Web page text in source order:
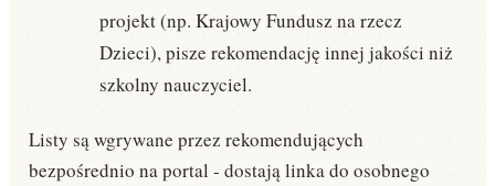
projekt (np. Krajowy Fundusz na rzecz
Dzieci), pisze rekomendację innej jakości niż
szkolny nauczyciel.
Listy są wgrywane przez rekomendujących
bezpośrednio na portal - dostają linka do osobnego